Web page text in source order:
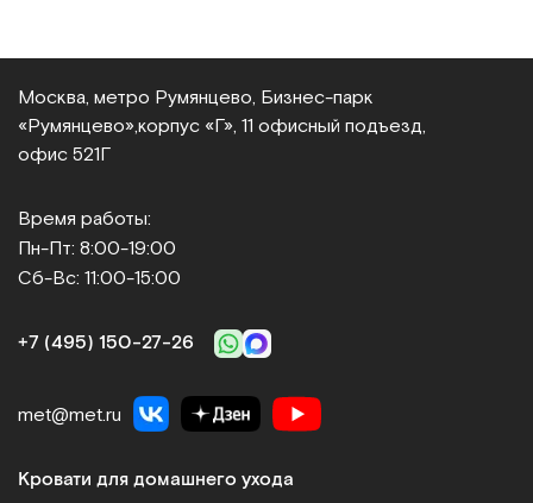
Москва, метро Румянцево, Бизнес‑парк
«Румянцево», корпус «Г», 11 офисный подъезд,
офис 521Г
Время работы:
Пн-Пт: 8:00-19:00
Сб-Вс: 11:00-15:00
+7 (495) 150‑27‑26
met@met.ru
Кровати для домашнего ухода